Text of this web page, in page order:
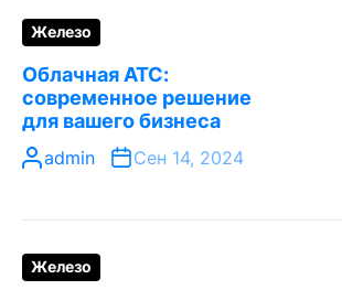
Железо
Облачная АТС:
современное решение
для вашего бизнеса
admin Сен 14, 2024
Железо